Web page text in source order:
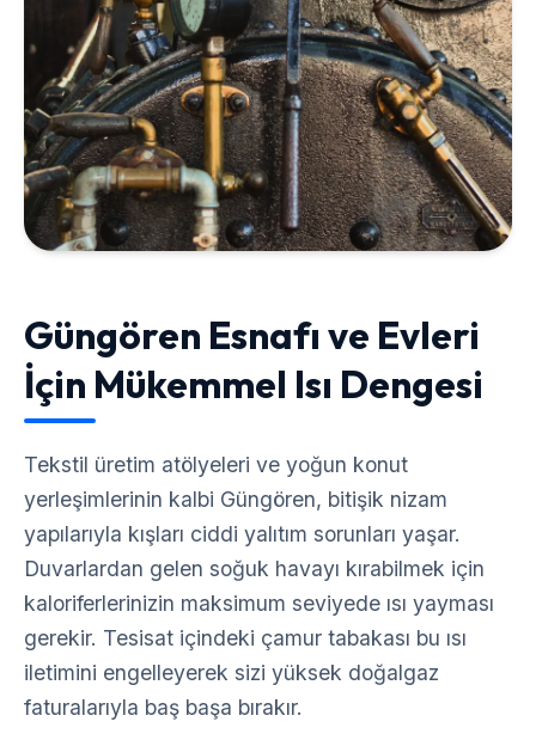
Güngören Esnafı ve Evleri
İçin Mükemmel Isı Dengesi
Tekstil üretim atölyeleri ve yoğun konut
yerleşimlerinin kalbi Güngören, bitişik nizam
yapılarıyla kışları ciddi yalıtım sorunları yaşar.
Duvarlardan gelen soğuk havayı kırabilmek için
kaloriferlerinizin maksimum seviyede ısı yayması
gerekir. Tesisat içindeki çamur tabakası bu ısı
iletimini engelleyerek sizi yüksek doğalgaz
faturalarıyla baş başa bırakır.